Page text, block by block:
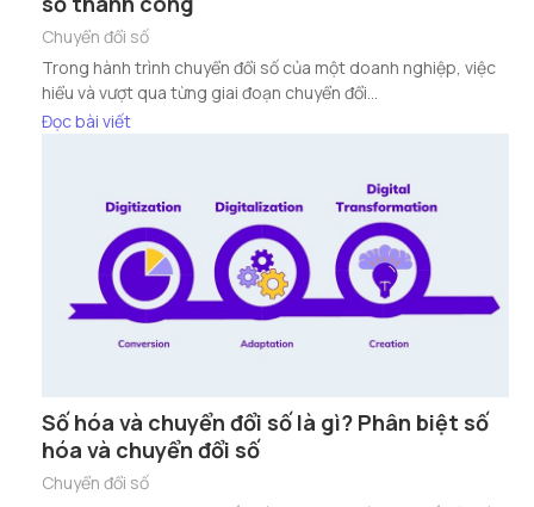
Chuyển đổi số
Trong hành trình chuyển đổi số của một doanh nghiệp, việc
hiểu và vượt qua từng giai đoạn chuyển đổi...
Đọc bài viết
Số hóa và chuyển đổi số là gì? Phân biệt số
hóa và chuyển đổi số
Chuyển đổi số